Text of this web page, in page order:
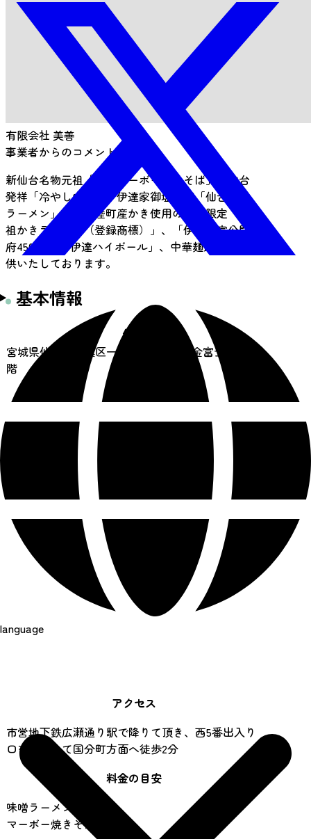
language
有限会社 美善
事業者からのコメント
新仙台名物元祖「仙台マーボー焼きそば」、仙台
発祥「冷やし中華」、伊達家御塩噌蔵「仙台味噌
ラーメン」、南三陸町産かき使用の季節限定「元
祖かきラーメン（登録商標）」、「伊達政宗公開
府450年記念 伊達ハイボール」、中華麺飯料理を提
供いたしております。
基本情報
住所
宮城県仙台市青葉区一番町四丁目3-3 金富士ビル1
階
アクセス
市営地下鉄広瀬通り駅で降りて頂き、西5番出入り
口を出まして国分町方面へ徒歩2分
料金の目安
味噌ラーメン: 930円
マーボー焼きそば: 950円